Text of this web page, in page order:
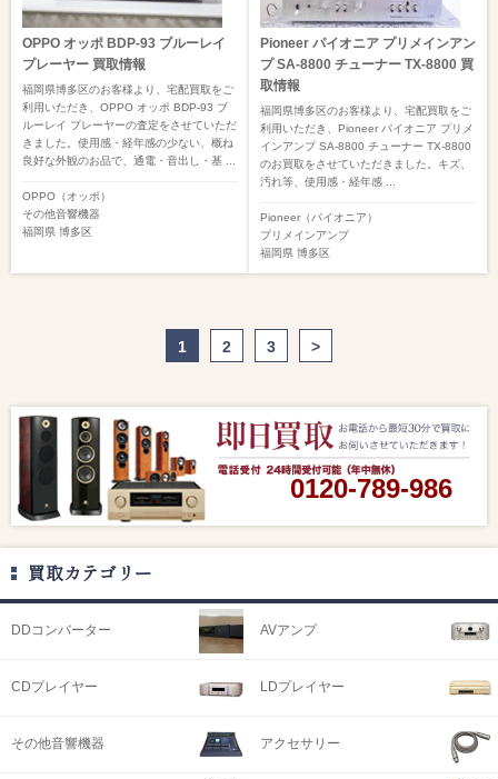
OPPO オッポ BDP-93 ブルーレイ
プレーヤー 買取情報
福岡県博多区のお客様より、宅配買取をご
利用いただき、OPPO オッポ BDP-93 ブ
ルーレイ プレーヤーの査定をさせていただ
きました。使用感・経年感の少ない、概ね
良好な外観のお品で、通電・音出し・基 ...
OPPO（オッポ）
その他音響機器
福岡県 博多区
Pioneer パイオニア プリメインアン
プ SA-8800 チューナー TX-8800 買
取情報
福岡県博多区のお客様より、宅配買取をご
利用いただき、Pioneer パイオニア プリメ
インアンプ SA-8800 チューナー TX-8800
のお買取をさせていただきました。キズ、
汚れ等、使用感・経年感 ...
Pioneer（パイオニア）
プリメインアンプ
福岡県 博多区
1 2 3 >
0120-789-986
買取カテゴリー
DDコンバーター AVアンプ
CDプレイヤー LDプレイヤー
その他音響機器 アクセサリー